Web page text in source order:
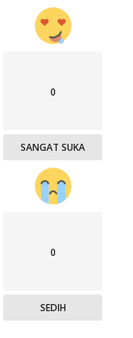
0
SANGAT SUKA
0
SEDIH